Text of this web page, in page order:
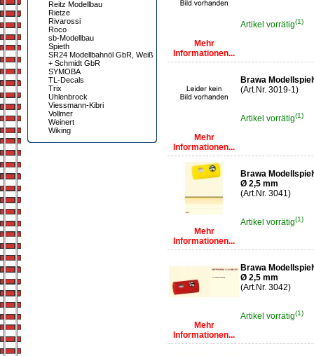
Reitz Modellbau
Rietze
Rivarossi
Roco
sb-Modellbau
Spieth
SR24 Modellbahnöl GbR, Weiß
+ Schmidt GbR
SYMOBA
TL-Decals
Trix
Uhlenbrock
Viessmann-Kibri
Vollmer
Weinert
Wiking
Mehr
Informationen...
Artikel vorrätig(1)
Mehr
Informationen...
Brawa
(Art.Nr. 3019-1)
Artikel vorrätig(1)
Mehr
Informationen...
Brawa
Ø 2,5 mm
(Art.Nr. 3041)
Artikel vorrätig(1)
Mehr
Informationen...
Brawa
Ø 2,5 mm
(Art.Nr. 3042)
Artikel vorrätig(1)